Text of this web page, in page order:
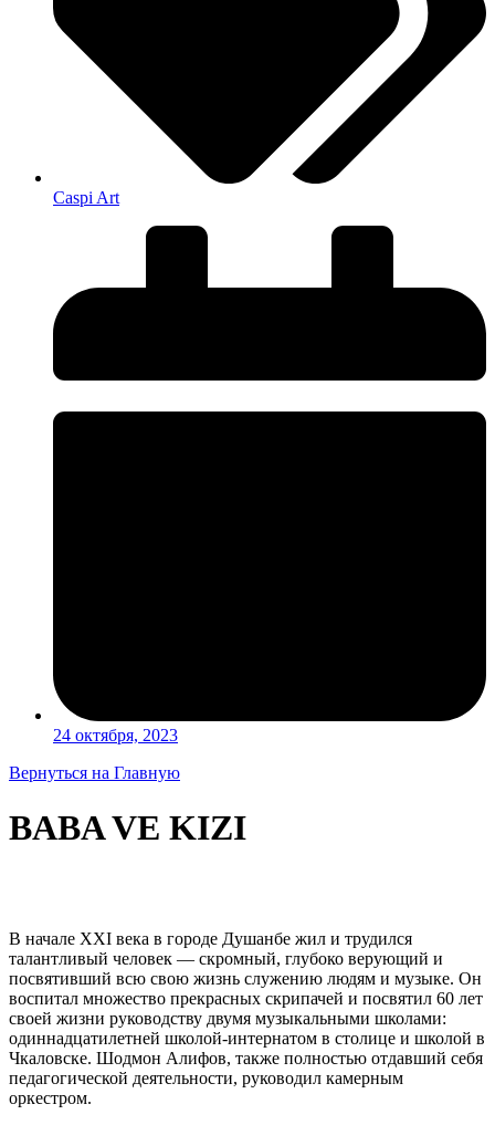
Caspi Art
24 октября, 2023
Вернуться на Главную
BABA VE KIZI
В начале XXI века в городе Душанбе жил и трудился
талантливый человек — скромный, глубоко верующий и
посвятивший всю свою жизнь служению людям и музыке. Он
воспитал множество прекрасных скрипачей и посвятил 60 лет
своей жизни руководству двумя музыкальными школами:
одиннадцатилетней школой-интернатом в столице и школой в
Чкаловске. Шодмон Алифов, также полностью отдавший себя
педагогической деятельности, руководил камерным
оркестром.